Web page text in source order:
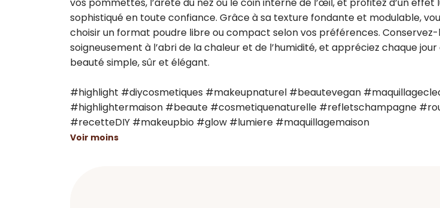
sophistiqué en toute confiance. Grâce à sa texture fondante et modulable,
choisir un format poudre libre ou compact selon vos préférences.
soigneusement à l’abri de la chaleur et de l’humidité, et appréciez chaque
beauté simple, sûr et élégant.
#highlight #diycosmetiques #makeupnaturel #beautevegan
#highlightermaison #beaute #cosmetiquenaturelle #refletschampagne
#recetteDIY #makeupbio #glow #lumiere #maquillagemaison
Voir moins